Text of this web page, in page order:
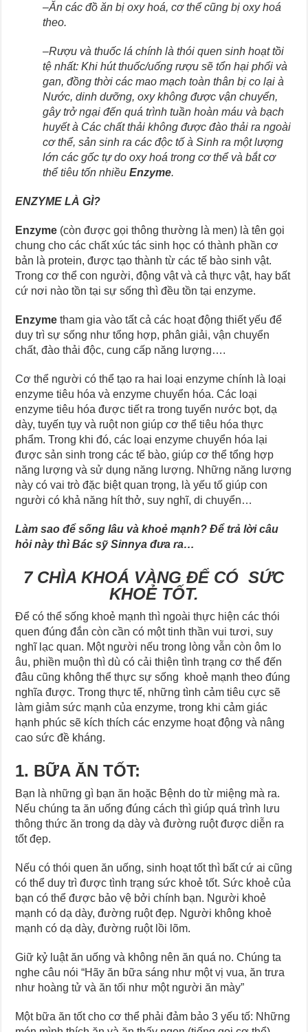
–Ăn các đồ ăn bị oxy hoá, cơ thể cũng bị oxy hoá
theo.
–Rượu và thuốc lá chính là thói quen sinh hoạt tồi
tệ nhất: Khi hút thuốc/uống rượu sẽ tổn hại phổi và
gan, đồng thời các mao mạch toàn thân bị co lại à
Nước, dinh dưỡng, oxy không được vận chuyển,
gây trở ngại đến quá trình tuần hoàn máu và bạch
huyết à Các chất thải không được đào thải ra ngoài
cơ thể, sản sinh ra các độc tố à Sinh ra một lượng
lớn các gốc tự do oxy hoá trong cơ thể và bắt cơ
thể tiêu tốn nhiềuEnzyme.
ENZYME LÀ GÌ?
Enzyme (còn được gọi thông thường là men) là tên gọi
chung cho các chất xúc tác sinh học có thành phần cơ
bản là protein, được tạo thành từ các tế bào sinh vật.
Trong cơ thể con người, động vật và cả thực vật, hay bất
cứ nơi nào tồn tại sự sống thì đều tồn tại enzyme.
Enzyme tham gia vào tất cả các hoạt động thiết yếu để
duy trì sự sống như tổng hợp, phân giải, vận chuyển
chất, đào thải độc, cung cấp năng lượng….
Cơ thể người có thể tạo ra hai loại enzyme chính là loại
enzyme tiêu hóa và enzyme chuyển hóa. Các loại
enzyme tiêu hóa được tiết ra trong tuyến nước bọt, dạ
dày, tuyến tụy và ruột non giúp cơ thể tiêu hóa thực
phẩm. Trong khi đó, các loại enzyme chuyển hóa lại
được sản sinh trong các tế bào, giúp cơ thể tổng hợp
năng lượng và sử dụng năng lượng. Những năng lượng
này có vai trò đặc biệt quan trọng, là yếu tố giúp con
người có khả năng hít thở, suy nghĩ, di chuyển…
Làm sao để sống lâu và khoẻ mạnh?Để trả lời câu
hỏi này thì Bác sỹ Sinnya đưa ra…
7 CHÌA KHOÁ VÀNG ĐỂ CÓ SỨC
KHOẺ TỐT.
Để có thể sống khoẻ mạnh thì ngoài thực hiện các thói
quen đúng đắn còn cần có một tinh thần vui tươi, suy
nghĩ lạc quan. Một người nếu trong lòng vẫn còn ôm lo
âu, phiền muộn thì dù có cải thiện tình trạng cơ thể đến
đâu cũng không thể thực sự sống khoẻ mạnh theo đúng
nghĩa được. Trong thực tế, những tình cảm tiêu cực sẽ
làm giảm sức mạnh của enzyme, trong khi cảm giác
hạnh phúc sẽ kích thích các enzyme hoạt động và nâng
cao sức đề kháng.
1. BỮA ĂN TỐT:
Bạn là những gì bạn ăn hoặc Bệnh do từ miệng mà ra.
Nếu chúng ta ăn uống đúng cách thì giúp quá trình lưu
thông thức ăn trong dạ dày và đường ruột được diễn ra
tốt đẹp.
Nếu có thói quen ăn uống, sinh hoạt tốt thì bất cứ ai cũng
có thể duy trì được tình trạng sức khoẻ tốt. Sức khoẻ của
bạn có thể được bảo vệ bởi chính bạn. Người khoẻ
mạnh có dạ dày, đường ruột đẹp. Người không khoẻ
mạnh có dạ dày, đường ruột lồi lõm.
Giữ kỷ luật ăn uống và không nên ăn quá no. Chúng ta
nghe câu nói “Hãy ăn bữa sáng như một vị vua, ăn trưa
như hoàng tử và ăn tối như một người ăn mày”
Một bữa ăn tốt cho cơ thể phải đảm bảo 3 yếu tố: Những